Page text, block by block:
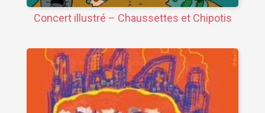
Concert illustré – Chaussettes et Chipotis